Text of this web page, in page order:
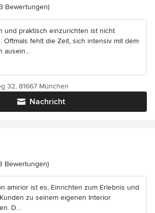
5 von 5 Sternen
Bewertungen)
und praktisch einzurichten ist nicht
Oftmals fehlt die Zeit, sich intensiv mit dem
ausein...
Nachricht
32, 81667 München
4.9 von 5 Sternen
Bewertungen)
amirior ist es, Einrichten zum Erlebnis und
zu seinem eigenen Interior
D...